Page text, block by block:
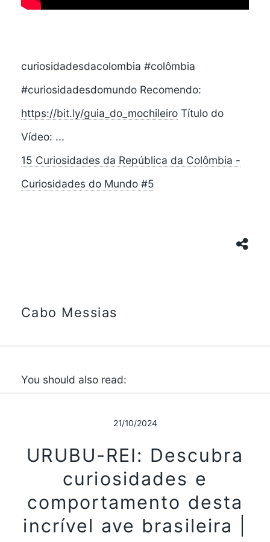
curiosidadesdacolombia #colômbia
#curiosidadesdomundo Recomendo:
https://bit.ly/guia_do_mochileiroTítulo do
Vídeo: ...
15 Curiosidades da República da Colômbia -
Curiosidades do Mundo #5
Cabo Messias
You should also read:
21/10/2024
URUBU-REI: Descubra
curiosidades e
comportamento desta
incrível ave brasileira |